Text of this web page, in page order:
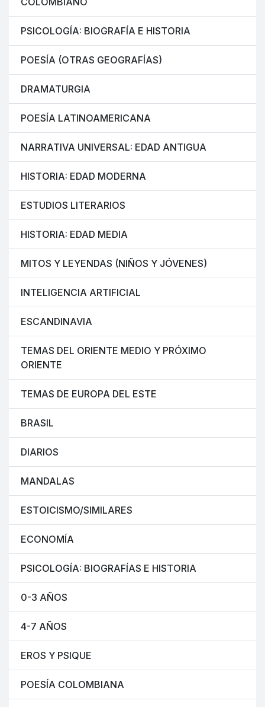
PSICOLOGÍA: BIOGRAFÍA E HISTORIA
POESÍA (OTRAS GEOGRAFÍAS)
DRAMATURGIA
POESÍA LATINOAMERICANA
NARRATIVA UNIVERSAL: EDAD ANTIGUA
HISTORIA: EDAD MODERNA
ESTUDIOS LITERARIOS
HISTORIA: EDAD MEDIA
MITOS Y LEYENDAS (NIÑOS Y JÓVENES)
INTELIGENCIA ARTIFICIAL
ESCANDINAVIA
TEMAS DEL ORIENTE MEDIO Y PRÓXIMO
ORIENTE
TEMAS DE EUROPA DEL ESTE
BRASIL
DIARIOS
MANDALAS
ESTOICISMO/SIMILARES
ECONOMÍA
PSICOLOGÍA: BIOGRAFÍAS E HISTORIA
0-3 AÑOS
4-7 AÑOS
EROS Y PSIQUE
POESÍA COLOMBIANA